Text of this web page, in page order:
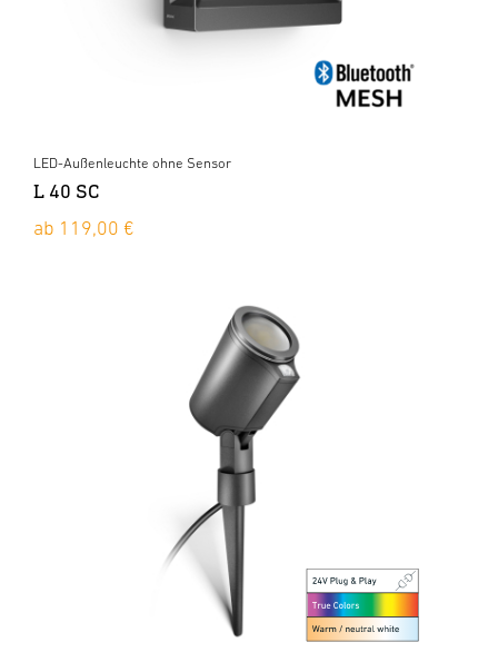
LED-Außenleuchte ohne Sensor
L 40 SC
ab 119,00 €